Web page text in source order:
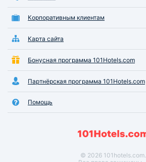
Корпоративным клиентам
Карта сайта
Бонусная программа 101Hotels.com
Партнёрская программа 101Hotels.com
Помощь
© 2026 101hotels.com.